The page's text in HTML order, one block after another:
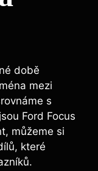
době
mezi
s
Ford Focus
můžeme si
které